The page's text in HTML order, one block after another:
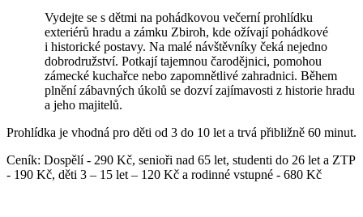
Vydejte se s dětmi na pohádkovou večerní prohlídku
exteriérů hradu a zámku Zbiroh, kde ožívají pohádkové
i historické postavy. Na malé návštěvníky čeká nejedno
dobrodružství. Potkají tajemnou čarodějnici, pomohou
zámecké kuchařce nebo zapomnětlivé zahradnici. Během
plnění zábavných úkolů se dozví zajímavosti z historie hradu
a jeho majitelů.
Prohlídka je vhodná pro děti od 3 do 10 let a trvá přibližně 60 minut.
Ceník: Dospělí - 290 Kč, senioři nad 65 let, studenti do 26 let a ZTP
- 190 Kč, děti 3 – 15 let – 120 Kč a rodinné vstupné - 680 Kč